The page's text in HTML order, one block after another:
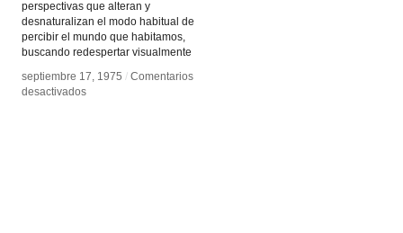
perspectivas que alteran y
desnaturalizan el modo habitual de
percibir el mundo que habitamos,
buscando redespertar visualmente
septiembre 17, 1975 / Comentarios
desactivadosen
septiembre 17, 1975 / Comentarios
desactivadosen